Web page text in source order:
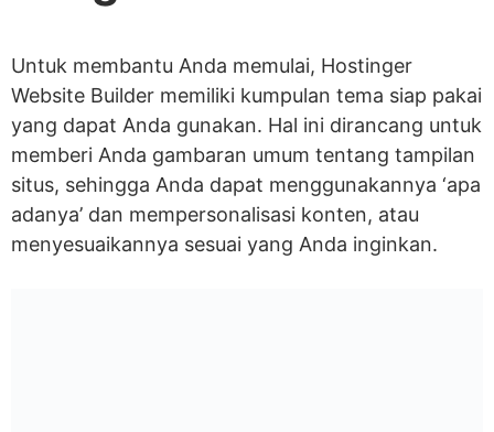
Untuk membantu Anda memulai, Hostinger
Website Builder memiliki kumpulan tema siap pakai
yang dapat Anda gunakan. Hal ini dirancang untuk
memberi Anda gambaran umum tentang tampilan
situs, sehingga Anda dapat menggunakannya ‘apa
adanya’ dan mempersonalisasi konten, atau
menyesuaikannya sesuai yang Anda inginkan.